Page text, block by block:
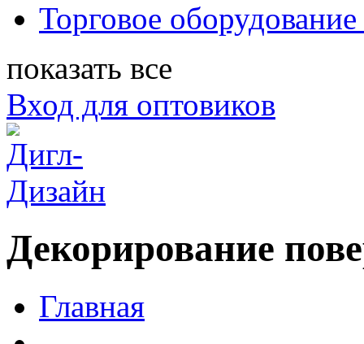
Торговое
показать все
Вход для оптовиков
Декорирование
Главная